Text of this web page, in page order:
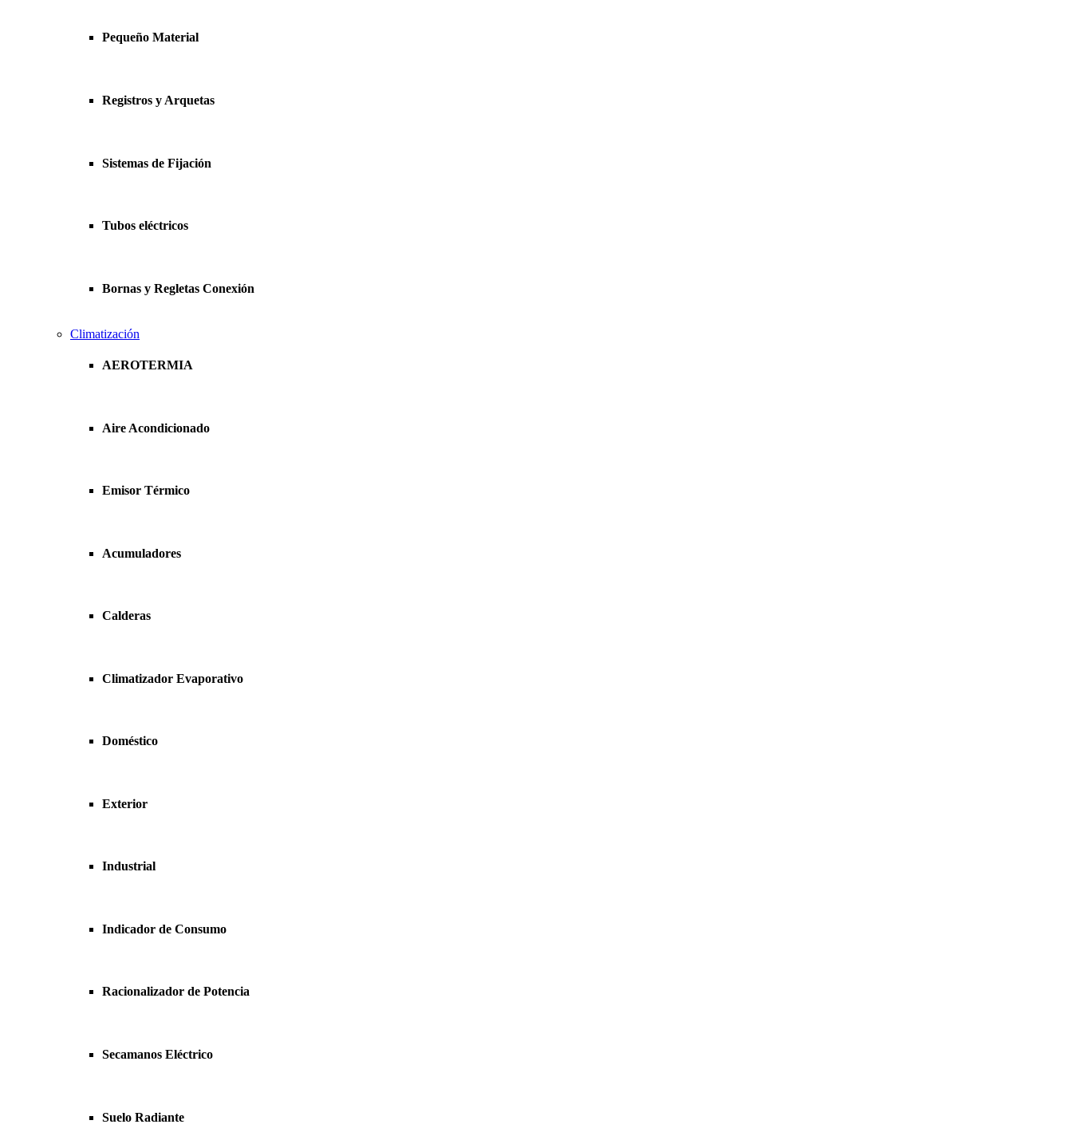
Pequeño Material
Registros y Arquetas
Sistemas de Fijación
Tubos eléctricos
Bornas y Regletas Conexión
Climatización
AEROTERMIA
Aire Acondicionado
Emisor Térmico
Acumuladores
Calderas
Climatizador Evaporativo
Doméstico
Exterior
Industrial
Indicador de Consumo
Racionalizador de Potencia
Secamanos Eléctrico
Suelo Radiante